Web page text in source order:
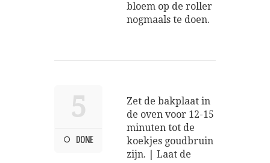
bloem op de roller
nogmaals te doen.
5
DONE
Zet de bakplaat in
de oven voor 12-15
minuten tot de
koekjes goudbruin
zijn. | Laat de